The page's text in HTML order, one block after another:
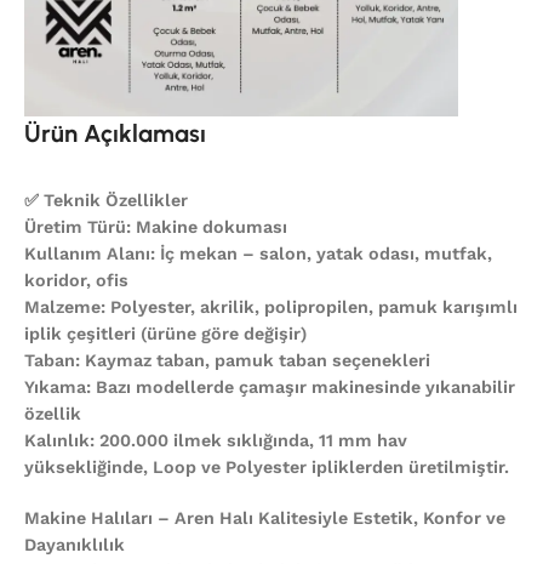
Ürün Açıklaması
✅ Teknik Özellikler
Üretim Türü: Makine dokuması
Kullanım Alanı: İç mekan – salon, yatak odası, mutfak,
koridor, ofis
Malzeme: Polyester, akrilik, polipropilen, pamuk karışımlı
iplik çeşitleri (ürüne göre değişir)
Taban: Kaymaz taban, pamuk taban seçenekleri
Yıkama: Bazı modellerde çamaşır makinesinde yıkanabilir
özellik
Kalınlık: 200.000 ilmek sıklığında, 11 mm hav
yüksekliğinde, Loop ve Polyester ipliklerden üretilmiştir.
Makine Halıları – Aren Halı Kalitesiyle Estetik, Konfor ve
Dayanıklılık